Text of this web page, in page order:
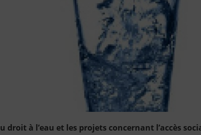
droit à l’eau et les projets concernant l’accès